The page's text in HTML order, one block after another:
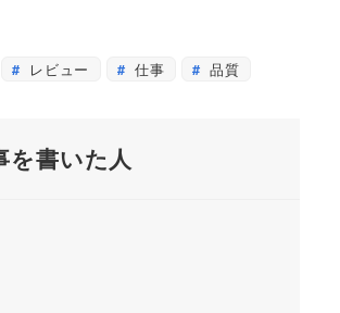
レビュー 仕事 品質
を書いた人